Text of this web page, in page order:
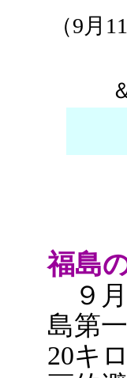
（9月
福島
９月
島第
20キ